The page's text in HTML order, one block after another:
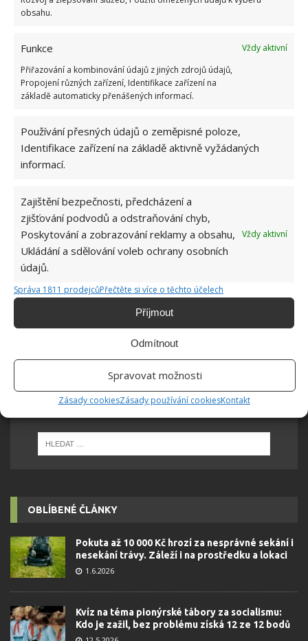
obsahu.
Funkce
Vždy aktivní
Přiřazování a kombinování údajů z jiných zdrojů údajů,
Propojení různých zařízení, Identifikace zařízení na
základě automaticky přenášených informací.
Používání přesných údajů o zeměpisné poloze,
Identifikace zařízení na základě aktivně vyžádaných
informací.
Zajištění bezpečnosti, předcházení a
zjišťování podvodů a odstraňování chyb,
Poskytování a zobrazování reklamy a obsahu,
Ukládání a sdělování voleb ochrany osobních
údajů.
Vždy aktivní
Správa 1811 prodejcůPřečtěte si více o těchto účelech
Příjmout
Odmítnout
Spravovat možnosti
Zásady cookiesZásady používání cookiesKontakt
Napište komentář
Komentář
*
E-mail *
Webová stránka
OBLÍBENÉ ČLÁNKY
Pokuta až 10 000 Kč hrozí za nesprávné sekání i
nesekání trávy. Záleží i na prostředku a lokaci
1.6.2026
Kvíz na téma pionýrské tábory za socialismu:
Kdo je zažil, bez problému získá 12 ze 12 bodů